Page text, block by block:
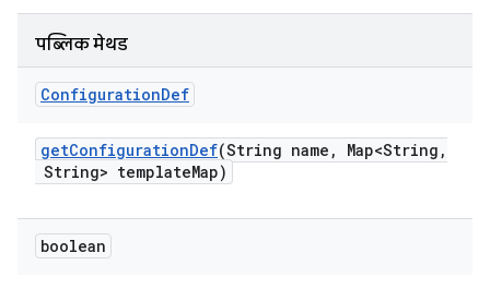
पब्लिक मेथड
ConfigurationDef
getConfigurationDef(String name , Map<String ,
String> templateMap)
boolean